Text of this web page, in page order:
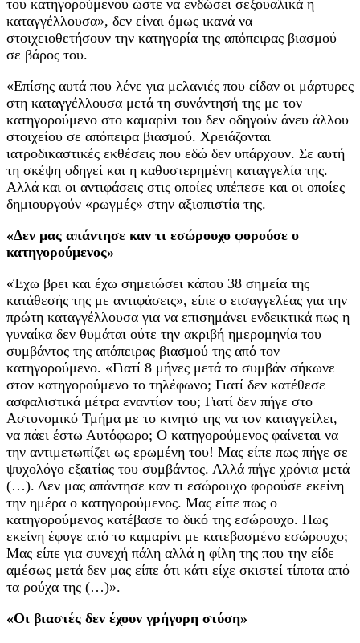
του κατηγορούμενου ώστε να ενδώσει σεξουαλικά η
καταγγέλλουσα», δεν είναι όμως ικανά να
στοιχειοθετήσουν την κατηγορία της απόπειρας βιασμού
σε βάρος του.
«Επίσης αυτά που λένε για μελανιές που είδαν οι μάρτυρες
στη καταγγέλλουσα μετά τη συνάντησή της με τον
κατηγορούμενο στο καμαρίνι του δεν οδηγούν άνευ άλλου
στοιχείου σε απόπειρα βιασμού. Χρειάζονται
ιατροδικαστικές εκθέσεις που εδώ δεν υπάρχουν. Σε αυτή
τη σκέψη οδηγεί και η καθυστερημένη καταγγελία της.
Αλλά και οι αντιφάσεις στις οποίες υπέπεσε και οι οποίες
δημιουργούν «ρωγμές» στην αξιοπιστία της.
«Δεν μας απάντησε καν τι εσώρουχο φορούσε ο
κατηγορούμενος»
«Έχω βρει και έχω σημειώσει κάπου 38 σημεία της
κατάθεσής της με αντιφάσεις», είπε ο εισαγγελέας για την
πρώτη καταγγέλλουσα για να επισημάνει ενδεικτικά πως η
γυναίκα δεν θυμάται ούτε την ακριβή ημερομηνία του
συμβάντος της απόπειρας βιασμού της από τον
κατηγορούμενο. «Γιατί 8 μήνες μετά το συμβάν σήκωνε
στον κατηγορούμενο το τηλέφωνο; Γιατί δεν κατέθεσε
ασφαλιστικά μέτρα εναντίον του; Γιατί δεν πήγε στο
Αστυνομικό Τμήμα με το κινητό της να τον καταγγείλει,
να πάει έστω Αυτόφωρο; Ο κατηγορούμενος φαίνεται να
την αντιμετωπίζει ως ερωμένη του! Μας είπε πως πήγε σε
ψυχολόγο εξαιτίας του συμβάντος. Αλλά πήγε χρόνια μετά
(…). Δεν μας απάντησε καν τι εσώρουχο φορούσε εκείνη
την ημέρα ο κατηγορούμενος. Μας είπε πως ο
κατηγορούμενος κατέβασε το δικό της εσώρουχο. Πως
εκείνη έφυγε από το καμαρίνι με κατεβασμένο εσώρουχο;
Μας είπε για συνεχή πάλη αλλά η φίλη της που την είδε
αμέσως μετά δεν μας είπε ότι κάτι είχε σκιστεί τίποτα από
τα ρούχα της (…)».
«Οι βιαστές δεν έχουν γρήγορη στύση»